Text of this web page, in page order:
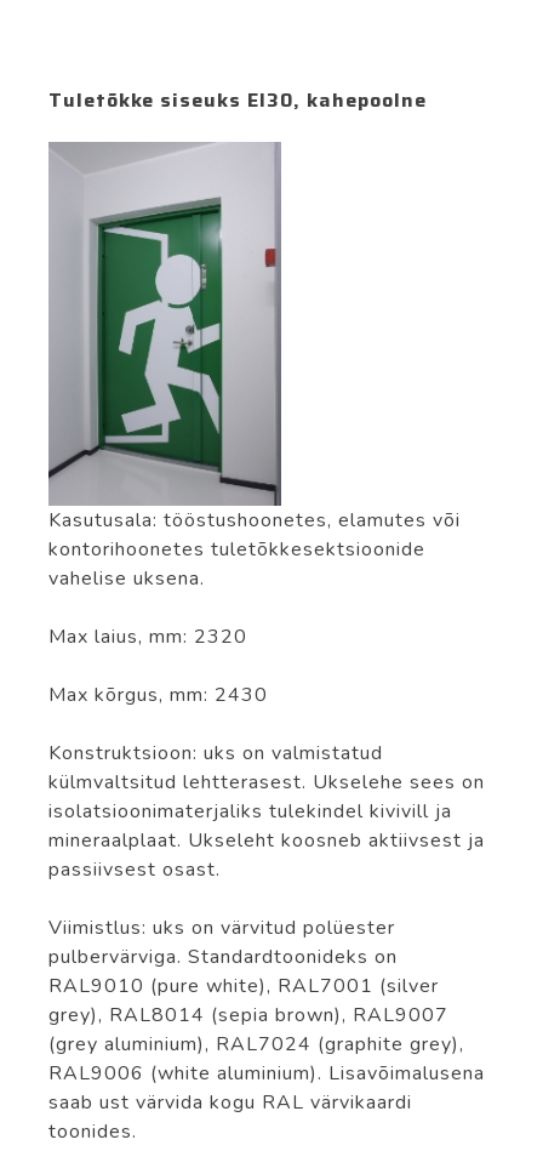
Tuletõkke siseuks EI30, kahepoolne
Kasutusala: tööstushoonetes, elamutes või
kontorihoonetes tuletõkkesektsioonide
vahelise uksena.
Max laius, mm: 2320
Max kõrgus, mm: 2430
Konstruktsioon: uks on valmistatud
külmvaltsitud lehtterasest. Ukselehe sees on
isolatsioonimaterjaliks tulekindel kivivill ja
mineraalplaat. Ukseleht koosneb aktiivsest ja
passiivsest osast.
Viimistlus: uks on värvitud polüester
pulbervärviga. Standardtoonideks on
RAL9010 (pure white), RAL7001 (silver
grey), RAL8014 (sepia brown), RAL9007
(grey aluminium), RAL7024 (graphite grey),
RAL9006 (white aluminium). Lisavõimalusena
saab ust värvida kogu RAL värvikaardi
toonides.